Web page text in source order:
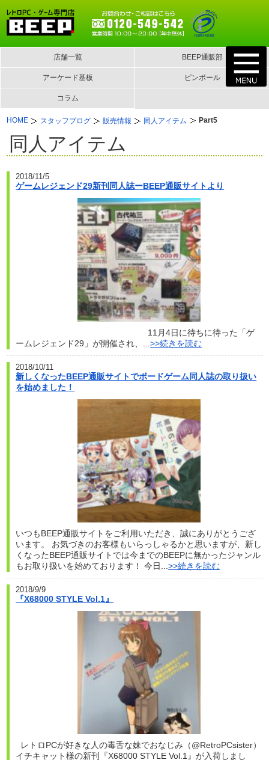
店舗一覧 BEEP通販部
アーケード基板 ピンボール
コラム
HOME スタッフブログ 販売情報 同人アイテム Part5
同人アイテム
2018/11/5
ゲームレジェンド29新刊同人誌ーBEEP通販サイトより
11月4日に待ちに待った「ゲ
ームレジェンド29」が開催され、...>>続きを読む
2018/10/11
新しくなったBEEP通販サイトでボードゲーム同人誌の取り扱い
を始めました！
いつもBEEP通販サイトをご利用いただき、誠にありがとうござ
います。 お気づきのお客様もいらっしゃるかと思いますが、新し
くなったBEEP通販サイトでは今までのBEEPに無かったジャンル
もお取り扱いを始めております！ 今日...>>続きを読む
2018/9/9
『X68000 STYLE Vol.1』
レトロPCが好きな人の毒舌な妹でおなじみ（@RetroPCsister）
イチキャット様の新刊『X68000 STYLE Vol.1』が入荷しまし